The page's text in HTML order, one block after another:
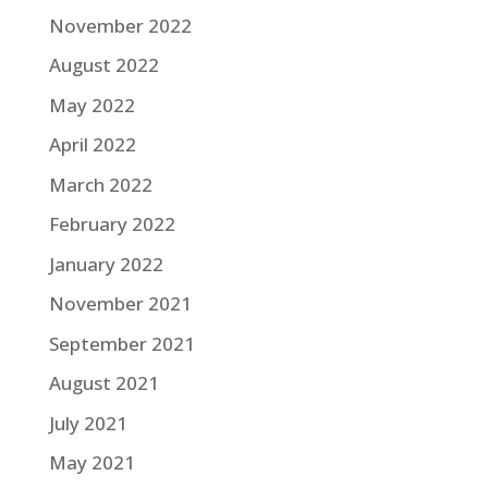
November 2022
August 2022
May 2022
April 2022
March 2022
February 2022
January 2022
November 2021
September 2021
August 2021
July 2021
May 2021